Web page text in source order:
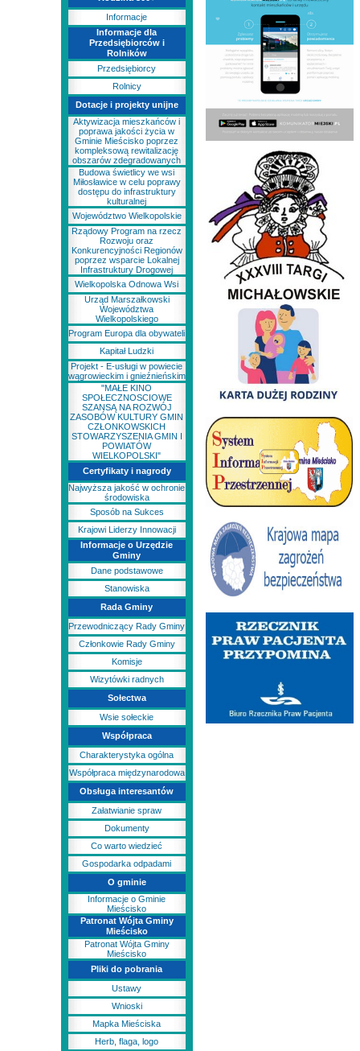
Informacje
Informacje dla
Przedsiębiorców i
Rolników
Przedsiębiorcy
Rolnicy
Dotacje i projekty unijne
Aktywizacja mieszkańców i
poprawa jakości życia w
Gminie Mieścisko poprzez
kompleksową rewitalizację
obszarów zdegradowanych
Budowa świetlicy we wsi
Miłosławice w celu poprawy
dostępu do infrastruktury
kulturalnej
Województwo Wielkopolskie
Rządowy Program na rzecz
Rozwoju oraz
Konkurencyjności Regionów
poprzez wsparcie Lokalnej
Infrastruktury Drogowej
Wielkopolska Odnowa Wsi
Urząd Marszałkowski
Województwa
Wielkopolskiego
Program Europa dla obywateli
Kapitał Ludzki
Projekt - E-usługi w powiecie
wągrowieckim i gnieźnieńskim
"MAŁE KINO
SPOŁECZNOSCIOWE
SZANSĄ NA ROZWÓJ
ZASOBÓW KULTURY GMIN
CZŁONKOWSKICH
STOWARZYSZENIA GMIN I
POWIATÓW
WIELKOPOLSKI"
Certyfikaty i nagrody
Najwyższa jakość w ochronie
środowiska
Sposób na Sukces
Krajowi Liderzy Innowacji
Informacje o Urzędzie
Gminy
Dane podstawowe
Stanowiska
Rada Gminy
Przewodniczący Rady Gminy
Członkowie Rady Gminy
Komisje
Wizytówki radnych
Sołectwa
Wsie sołeckie
Współpraca
Charakterystyka ogólna
Współpraca międzynarodowa
Obsługa interesantów
Załatwianie spraw
Dokumenty
Co warto wiedzieć
Gospodarka odpadami
O gminie
Informacje o Gminie
Mieścisko
Patronat Wójta Gminy
Mieścisko
Patronat Wójta Gminy
Mieścisko
Pliki do pobrania
Ustawy
Wnioski
Mapka Mieściska
Herb, flaga, logo